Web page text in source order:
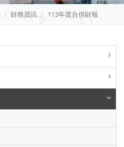
財務資訊 113年度合併財報